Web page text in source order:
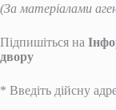
(За матеріалами
Підпишіться на
двору
* Введіть дійсну